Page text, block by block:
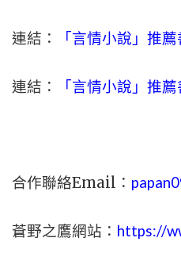
連結： 「言情小說」推
連結： 「言情小說」推
合作聯絡Email：
蒼野之鷹網站： https://